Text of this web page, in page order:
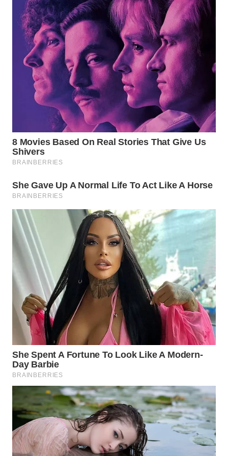
WN
PRIANGAN
TIMUR
WN
SEMARANG
SOLO
WN
BOROBUDUR
SURABAYA
WN
NATUNA
BINTAN
WN
MANDALIKA
WN
LIKUPANG
WN
LABUANBAJO
WN
BORNEO